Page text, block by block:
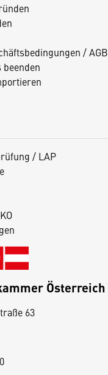
/ AGB
/ LAP
Österreich
63